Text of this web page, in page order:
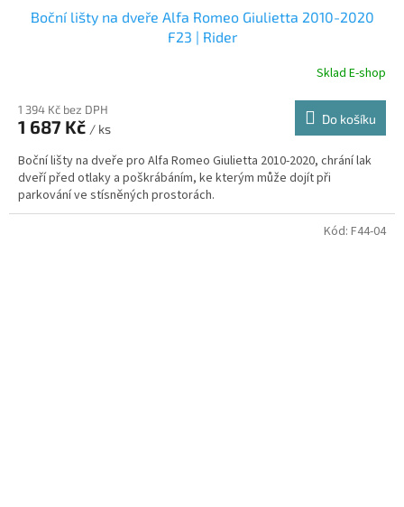
Boční lišty na dveře Alfa Romeo Giulietta 2010-2020
F23 | Rider
Sklad E-shop
1 394 Kč bez DPH
1 687 Kč / ks
Do košíku
Boční lišty na dveře pro Alfa Romeo Giulietta 2010-2020, chrání lak
dveří před otlaky a poškrábáním, ke kterým může dojít při
parkování ve stísněných prostorách.
Kód: F44-04